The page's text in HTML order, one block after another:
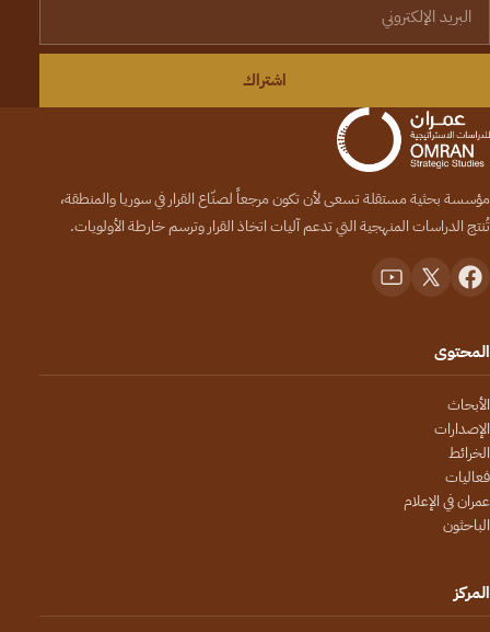
اشتراك
مؤسسة بحثية مستقلة تسعى لأن تكون مرجعاً لصنّاع القرار في سوريا والمنطقة،
تُنتج الدراسات المنهجية التي تدعم آليات اتخاذ القرار وترسم خارطة الأولويات.
المحتوى
الأبحاث
الإصدارات
الخرائط
فعاليات
عمران في الإعلام
الباحثون
المركز